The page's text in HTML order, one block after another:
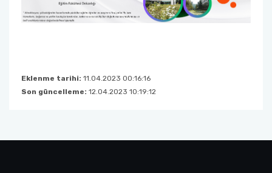
Eklenme tarihi: 11.04.2023 00:16:16
Son güncelleme: 12.04.2023 10:19:12
Organizasyon Şeması
Eğitim Raporları
Öğrenci Bilgi Sistemi (OBS)
Barınma, Burs ve Çalışma Olanakları (SKS)